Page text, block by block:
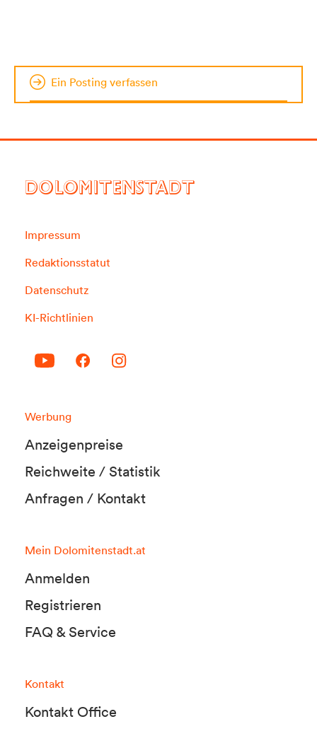
Ein Posting verfassen
DOLOMITENSTADT
Impressum
Redaktionsstatut
Datenschutz
KI-Richtlinien
Werbung
Anzeigenpreise
Reichweite / Statistik
Anfragen / Kontakt
Mein Dolomitenstadt.at
Anmelden
Registrieren
FAQ & Service
Kontakt
Kontakt Office